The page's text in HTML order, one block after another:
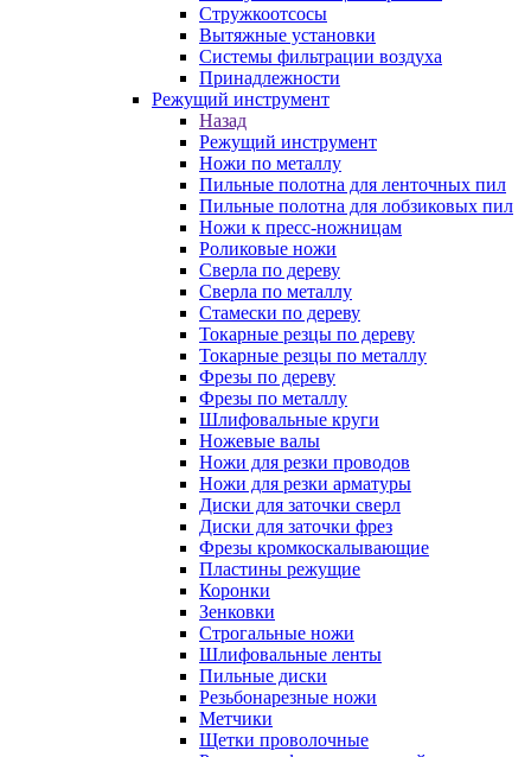
Стружкоотсосы
Вытяжные установки
Системы фильтрации воздуха
Принадлежности
Режущий инструмент
Назад
Режущий инструмент
Ножи по металлу
Пильные полотна для ленточных пил
Пильные полотна для лобзиковых пил
Ножи к пресс-ножницам
Роликовые ножи
Сверла по дереву
Сверла по металлу
Стамески по дереву
Токарные резцы по дереву
Токарные резцы по металлу
Фрезы по дереву
Фрезы по металлу
Шлифовальные круги
Ножевые валы
Ножи для резки проводов
Ножи для резки арматуры
Диски для заточки сверл
Диски для заточки фрез
Фрезы кромкоскалывающие
Пластины режущие
Коронки
Зенковки
Строгальные ножи
Шлифовальные ленты
Пильные диски
Резьбонарезные ножи
Метчики
Щетки проволочные